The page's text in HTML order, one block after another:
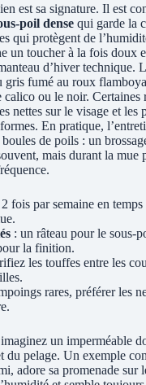
est sa signature. Il est
poil dense qui garde la
qui protègent de
un toucher à la fois doux
d’hiver technique.
gris fumé au roux
calico ou le noir. Certaines
nettes sur le visage et les
En pratique,
de poils : un
mais durant la mue
fois par semaine en
: un râteau pour le sous-
la finition.
les touffes entre les
rares, préférer les
un imperméable
pelage. Un exemple
adore sa promenade sur